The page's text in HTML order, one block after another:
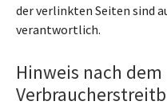
der verlinkten Seiten sind
verantwortlich.
Hinweis nach dem